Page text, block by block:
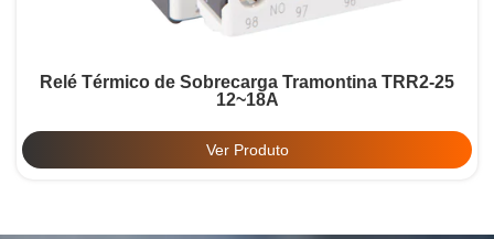
Relé Térmico de Sobrecarga Tramontina TRR2-25
12~18A
Ver Produto